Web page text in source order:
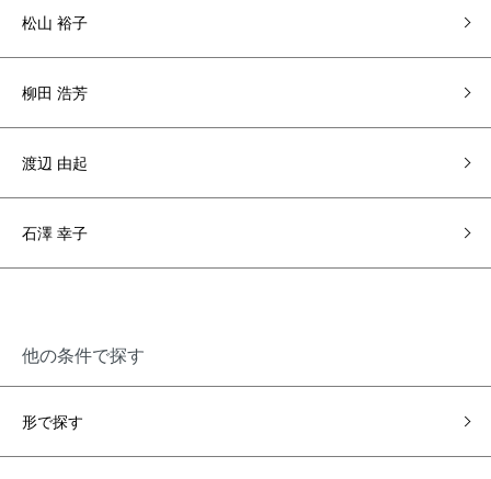
松山 裕子
柳田 浩芳
渡辺 由起
石澤 幸子
他の条件で探す
形で探す